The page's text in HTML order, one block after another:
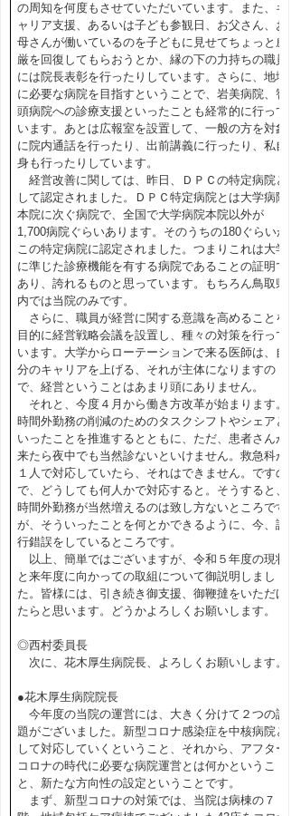
の周知を何度もさせていただいています。また、キ
ャリア支援、あるいは子ども参観日、お父さん、お
母さんが働いているのを子どもに見せてちょっと威
厳を回復してもらおうとか、縁の下の力持ちの職員
には院長表彰を行ったりしています。さらに、地域
に必要な病院を目指すということで、岩美病院、智
頭病院への診療支援といったことも経常的に行って
います。あとは広報室を設置して、一般の方を対象
に院内通話を行ったり、出前講義に行ったり、私自
身も行ったりしています。
経営改善に関しては、昨日、ＤＰＣの特定病院と
して認定されました。ＤＰＣ特定病院とは大学病院
本院に次ぐ病院で、全国で大学病院本院以外が
1,700病院ぐらいあります。そのうちの180ぐらいが
この特定病院に認定されました。つまりこれは大学
に準じた診療機能を有する病院であることの証明で
あり、誇れるものと思っています。もちろん鳥取県
内では当院のみです。
さらに、職員が経営に関する意識を高めることを
目的に経営戦略会議を設置し、種々の対策を行って
います。大学からローテーションで来る医師は、自
分のキャリアを上げる、それが主体になりますの
で、経営ということはあまり頭にありません。
それと、今度４月から働き方改革が始まります。
時間外勤務の削減のためのタスクシフトやシェアと
いったことを推進するとともに、ただ、患者さんが
来たら夜中でも当然診ないといけません。救急科が
１人で対応していたら、それはできません。ですの
で、どうしても何人かで対応すると。そうすると、
時間外勤務が当然増えるのは致し方ないところです
が、そういったことを何とかできるように、今、試
行錯誤をしているところです。
以上、簡単ではございますが、令和５年度の現状
と来年度に向かっての取組について御説明しまし
た。皆様には、引き続き御支援、御鞭撻をいただけ
たらと思います。どうかよろしくお願いします。
◎西村委員長
次に、花木厚生病院長、よろしくお願いします。
●花木厚生病院院長
今年度の当院の運営には、大きく分けて２つの課
題がございました。新型コロナ感染症を中核病院と
して対応していくということ、それから、アフター
コロナの時代に必要な病院運営とは何かというこ
と、新たな方向性の設定ということです。
まず、新型コロナの対策では、当院は病棟の７